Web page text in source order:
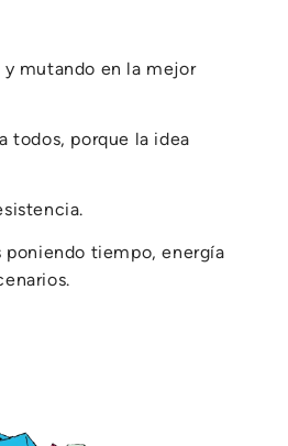
y mutando en la mejor
todos, porque la idea
poniendo tiempo, energía